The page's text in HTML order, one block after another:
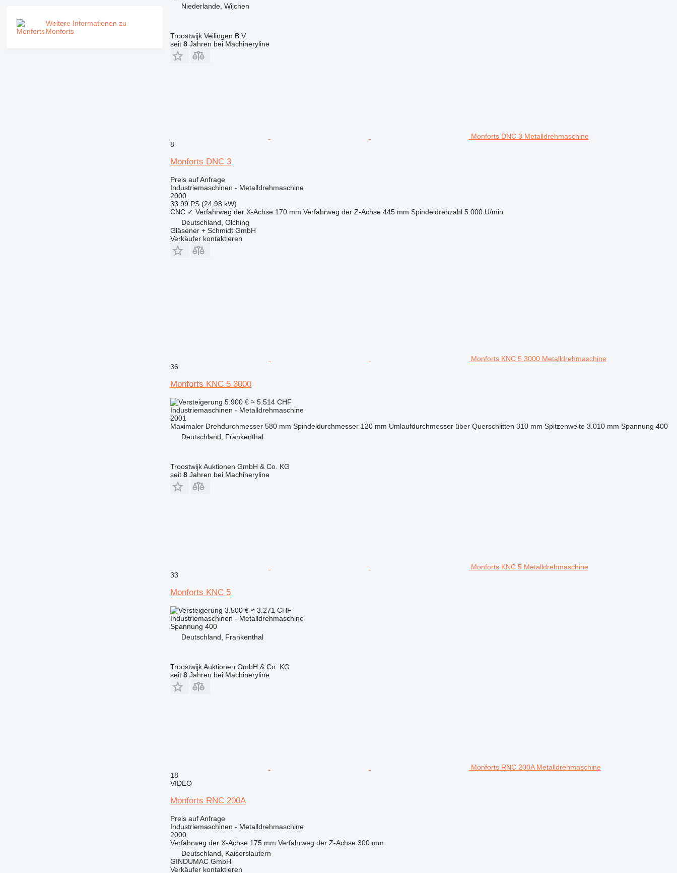
Weitere Informationen zu
Monforts
Niederlande, Wijchen
Troostwijk Veilingen B.V.
seit 8Jahren bei Machineryline
Monforts DNC 3 Metalldrehmaschine
8
Monforts DNC 3
Preis auf Anfrage
Industriemaschinen - Metalldrehmaschine
2000
33.99 PS (24.98 kW)
CNC ✓ Verfahrweg der X-Achse 170 mm Verfahrweg der Z-Achse 445 mm Spindeldrehzahl 5.000 U/min
Deutschland, Olching
Gläsener + Schmidt GmbH
Verkäufer kontaktieren
Monforts KNC 5 3000 Metalldrehmaschine
36
Monforts KNC 5 3000
5.900 € ≈ 5.514 CHF
Industriemaschinen - Metalldrehmaschine
2001
Maximaler Drehdurchmesser 580 mm Spindeldurchmesser 120 mm Umlaufdurchmesser über Querschlitten 310 mm Spitzenweite 3.010 mm Spannung 400
Deutschland, Frankenthal
Troostwijk Auktionen GmbH & Co. KG
seit 8Jahren bei Machineryline
Monforts KNC 5 Metalldrehmaschine
33
Monforts KNC 5
3.500 € ≈ 3.271 CHF
Industriemaschinen - Metalldrehmaschine
Spannung 400
Deutschland, Frankenthal
Troostwijk Auktionen GmbH & Co. KG
seit 8Jahren bei Machineryline
Monforts RNC 200A Metalldrehmaschine
18
VIDEO
Monforts RNC 200A
Preis auf Anfrage
Industriemaschinen - Metalldrehmaschine
2000
Verfahrweg der X-Achse 175 mm Verfahrweg der Z-Achse 300 mm
Deutschland, Kaiserslautern
GINDUMAC GmbH
Verkäufer kontaktieren